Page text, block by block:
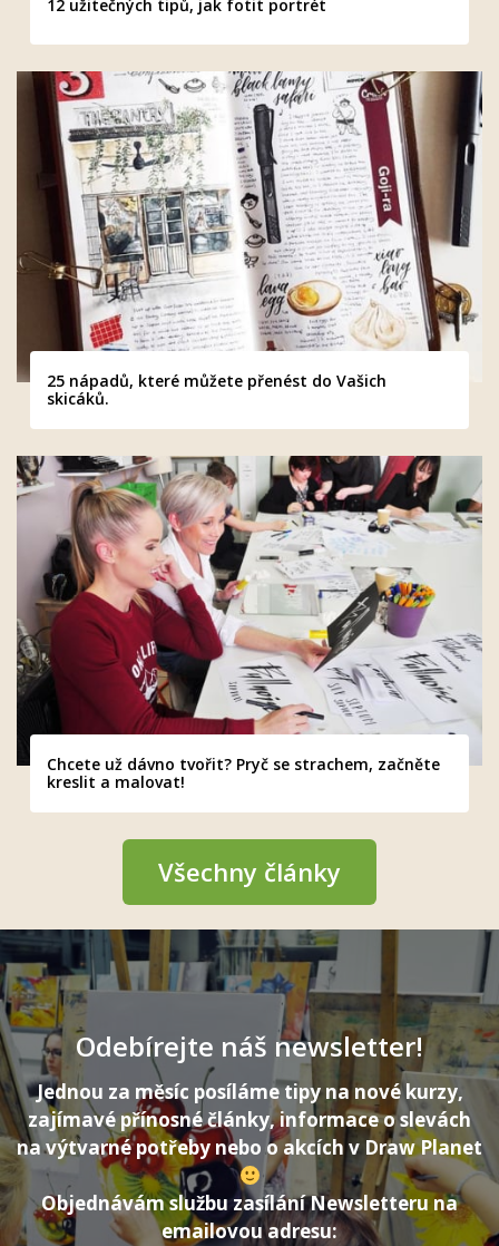
12 užitečných tipů, jak fotit portrét
25 nápadů, které můžete přenést do Vašich
skicáků.
Chcete už dávno tvořit? Pryč se strachem, začněte
kreslit a malovat!
Všechny články
Odebírejte náš newsletter!
Jednou za měsíc posíláme tipy na nové kurzy,
zajímavé přínosné články, informace o slevách
na výtvarné potřeby nebo o akcích v Draw Planet
Objednávám službu zasílání Newsletteru na
emailovou adresu: